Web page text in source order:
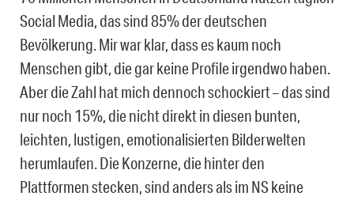
Social Media, das sind 85% der deutschen
Bevölkerung. Mir war klar, dass es kaum noch
Menschen gibt, die gar keine Profile irgendwo haben.
Aber die Zahl hat mich dennoch schockiert – das sind
nur noch 15%, die nicht direkt in diesen bunten,
leichten, lustigen, emotionalisierten Bilderwelten
herumlaufen. Die Konzerne, die hinter den
Plattformen stecken, sind anders als im NS keine